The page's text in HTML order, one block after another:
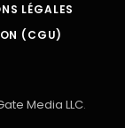
LÉGALES
(CGU)
Media LLC.